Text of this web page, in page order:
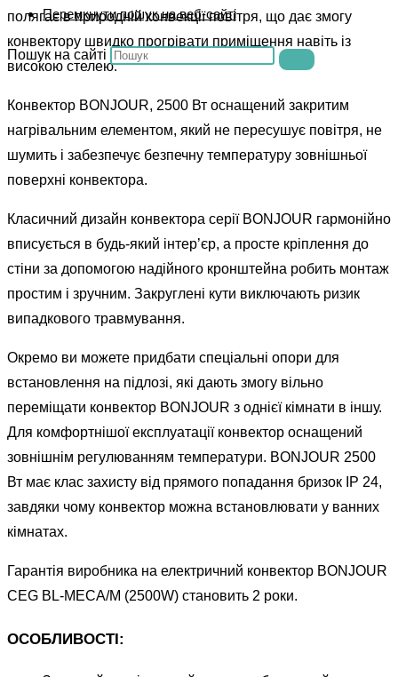
Перемкнути пошук на веб-сайті
Пошук на сайті
полягає в природній конвекції повітря, що дає змогу
конвектору швидко прогрівати приміщення навіть із
високою стелею.
Конвектор BONJOUR, 2500 Вт оснащений закритим
нагрівальним елементом, який не пересушує повітря, не
шумить і забезпечує безпечну температуру зовнішньої
поверхні конвектора.
Класичний дизайн конвектора серії BONJOUR гармонійно
вписується в будь-який інтер’єр, а просте кріплення до
стіни за допомогою надійного кронштейна робить монтаж
простим і зручним. Закруглені кути виключають ризик
випадкового травмування.
Окремо ви можете придбати спеціальні опори для
встановлення на підлозі, які дають змогу вільно
переміщати конвектор BONJOUR з однієї кімнати в іншу.
Для комфортнішої експлуатації конвектор оснащений
зовнішнім регулюванням температури. BONJOUR 2500
Вт має клас захисту від прямого попадання бризок IP 24,
завдяки чому конвектор можна встановлювати у ванних
кімнатах.
Гарантія виробника на електричний конвектор BONJOUR
CEG BL-MECA/M (2500W) становить 2 роки.
ОСОБЛИВОСТІ: